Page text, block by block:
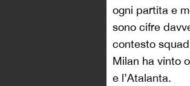
ogni partita e
sono cifre
contesto
Milan ha vinto
e l’Atalanta.